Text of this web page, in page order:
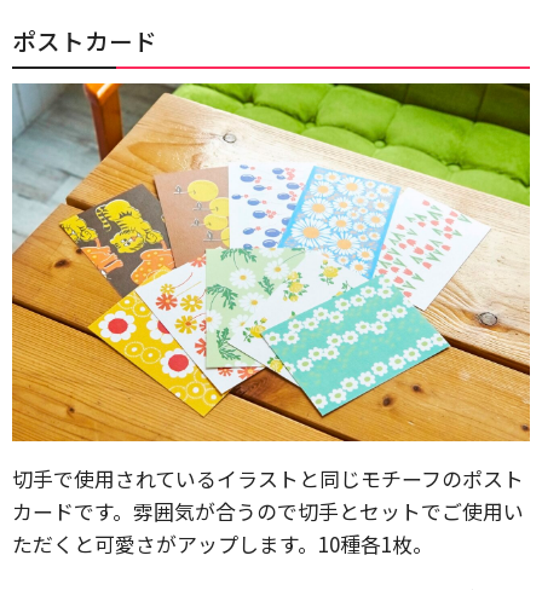
ポストカード
切手で使用されているイラストと同じモチーフのポスト
カードです。雰囲気が合うので切手とセットでご使用い
ただくと可愛さがアップします。10種各1枚。